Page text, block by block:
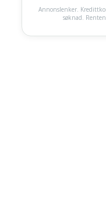
Annonslenker.
søknad.